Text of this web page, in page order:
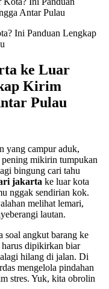
Antar Pulau
ke Luar
Kirim
Pulau
yang campur aduk,
pening mikirin tumpukan
bingung cari tahu
jakarta ke luar kota
nggak sendirian kok.
melihat lemari,
lautan.
soal angkut barang ke
dipikirkan biar
hilang di jalan. Di
mengelola pindahan
stres. Yuk, kita obrolin